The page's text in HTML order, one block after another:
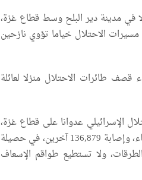
في مدينة دير البلح وسط قطاع غزة،
الاحتلال خياما تؤوي نازحين
طائرات الاحتلال منزلا لعائلة
2023، بدأت قوات الاحتلال الإسرائيلي عدوانا على قطاع غزة،
أسفر عن استشهاد 57,575 مواطنا، أغلبيتهم من الأطفال والنساء، وإصابة 136,879 آخرين، في حصيلة
ولا تستطيع طواقم الإسعاف